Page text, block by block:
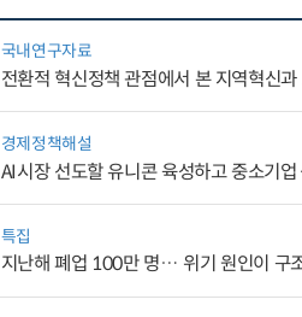
국내연구자료
전환적 혁신정책 관점에서 본 지역혁신
경제정책해설
AI시장 선도할 유니콘 육성하고 중소기
특집
지난해 폐업 100만 명… 위기 원인이 구